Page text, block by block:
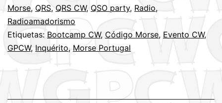
Morse, QRS, QRS CW, QSO party, Radio,
Radioamadorismo
Etiquetas: Bootcamp CW, Código Morse, Evento CW,
GPCW, Inquérito, Morse Portugal